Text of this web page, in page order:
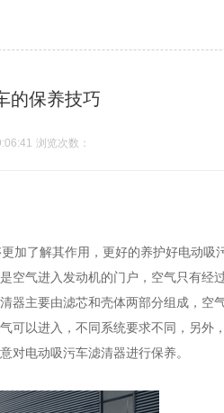
的保养技巧
浏览次数：
了解其作用，更好的养护好电动吸
空气进入发动机的门户，空气只有经
器主要由滤芯和壳体两部分组成，空
可以进入，不同系统要求不同，另外
对电动吸污车滤清器进行保养。